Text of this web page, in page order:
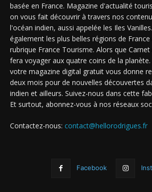
basée en France. Magazine d'actualité
on vous fait découvrir à travers nos
l'océan indien, aussi appelée les Iles
également les plus belles régions de
rubrique France Tourisme. Alors que
fera voyager aux quatre coins de la
votre magazine digital gratuit vous donne
deux mois pour de nouvelles découvertes
indien et ailleurs. Suivez-nous dans cette
Et surtout, abonnez-vous à nos réseaux
Contactez-nous: contact@hellorodrigues.fr
Facebook